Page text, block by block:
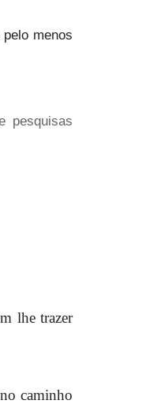
menos
pesquisas
lhe trazer
caminho